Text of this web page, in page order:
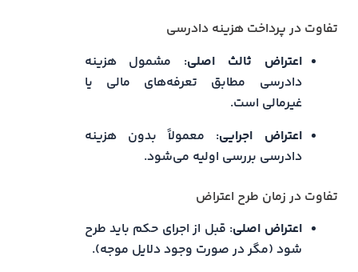
تفاوت در پرداخت هزینه دادرسی
اعتراض ثالث اصلی: مشمول هزینه
دادرسی مطابق تعرفه‌های مالی یا
غیرمالی است.
اعتراض اجرایی: معمولاً بدون هزینه
دادرسی بررسی اولیه می‌شود.
تفاوت در زمان طرح اعتراض
اعتراض اصلی: قبل از اجرای حکم باید طرح
شود (مگر در صورت وجود دلایل موجه).